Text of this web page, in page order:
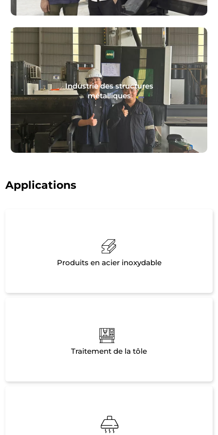
Industrie des structures
métalliques
Applications
Produits en acier inoxydable
Traitement de la tôle